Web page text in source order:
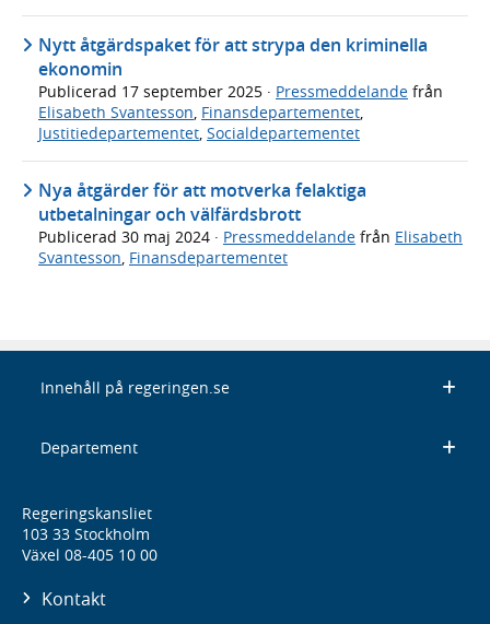
Nytt åtgärdspaket för att strypa den kriminella
ekonomin
Publicerad 17 september 2025 · Pressmeddelande från
Elisabeth Svantesson, Finansdepartementet,
Justitiedepartementet, Socialdepartementet
Nya åtgärder för att motverka felaktiga
utbetalningar och välfärdsbrott
Publicerad 30 maj 2024 · Pressmeddelande från Elisabeth
Svantesson, Finansdepartementet
Innehåll på regeringen.se
Departement
Regeringskansliet
103 33 Stockholm
Växel 08-405 10 00
Kontakt